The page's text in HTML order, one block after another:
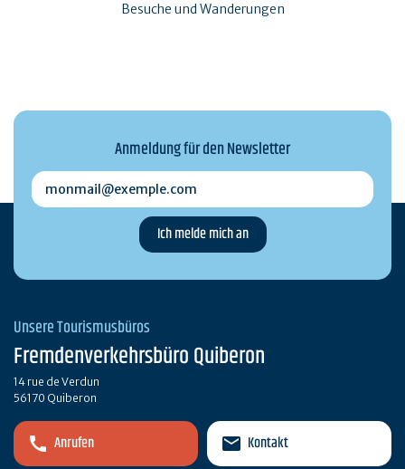
Besuche und Wanderungen
Anmeldung für den Newsletter
monmail@exemple.com
Unsere Tourismusbüros
Fremdenverkehrsbüro Quiberon
14 rue de Verdun
56170 Quiberon
Anrufen Kontakt